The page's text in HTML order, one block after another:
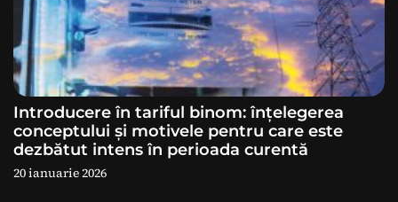
o
l
e
Introducere în tariful binom: înțelegerea
conceptului și motivele pentru care este
dezbătut intens în perioada curentă
20 ianuarie 2026